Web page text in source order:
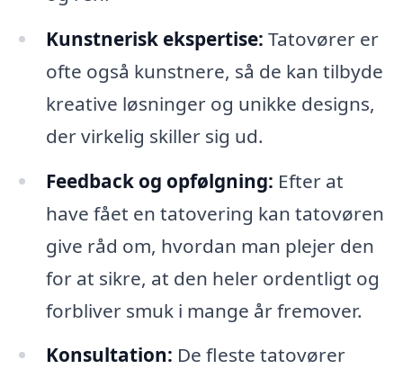
Kunstnerisk ekspertise: Tatovører er
ofte også kunstnere, så de kan tilbyde
kreative løsninger og unikke designs,
der virkelig skiller sig ud.
Feedback og opfølgning: Efter at
have fået en tatovering kan tatovøren
give råd om, hvordan man plejer den
for at sikre, at den heler ordentligt og
forbliver smuk i mange år fremover.
Konsultation: De fleste tatovører